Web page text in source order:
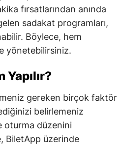
Kırklareli
Kırşehir
Kütahya
Malatya
Manisa
fırsatlarından anında
sadakat programları,
Böylece, hem
yönetebilirsiniz.
gereken birçok faktör
belirlemeniz
oturma düzenini
BiletApp üzerinde